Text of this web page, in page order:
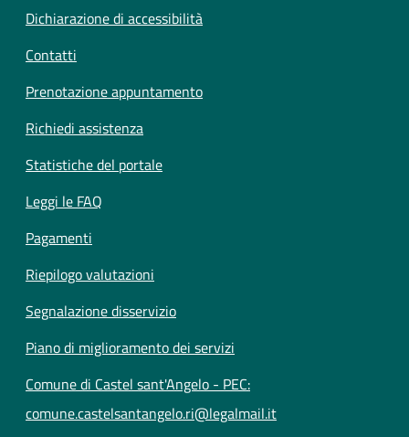
Dichiarazione di accessibilità
Contatti
Prenotazione appuntamento
Richiedi assistenza
Statistiche del portale
Leggi le FAQ
Pagamenti
Riepilogo valutazioni
Segnalazione disservizio
Piano di miglioramento dei servizi
Comune di Castel sant'Angelo - PEC:
comune.castelsantangelo.ri@legalmail.it